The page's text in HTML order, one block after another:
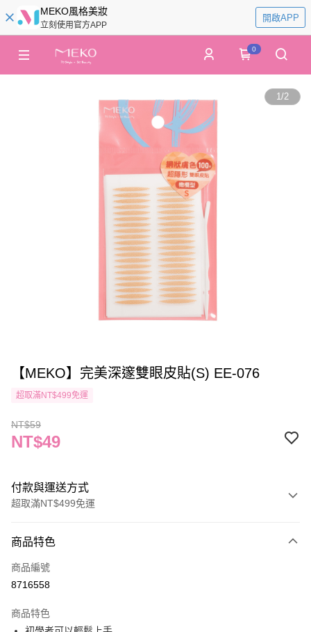
MEKO風格美妝
立刻使用官方APP
開啟APP
0
1/2
【MEKO】完美深邃雙眼皮貼(S) EE-076
超取滿NT$499免運
NT$59
NT$49
付款與運送方式
超取滿NT$499免運
信用卡一次付款
信用卡分期付款
合作金庫商業銀行
超商取貨付款
商品特色
商品編號
8716558
商品特色